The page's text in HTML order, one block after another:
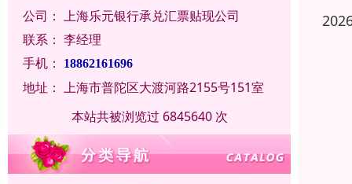
公司： 上海乐元银行承兑汇票贴现公司
联系： 李经理
手机：
18862161696
地址： 上海市普陀区大渡河路2155号151室
本站共被浏览过 6845640 次